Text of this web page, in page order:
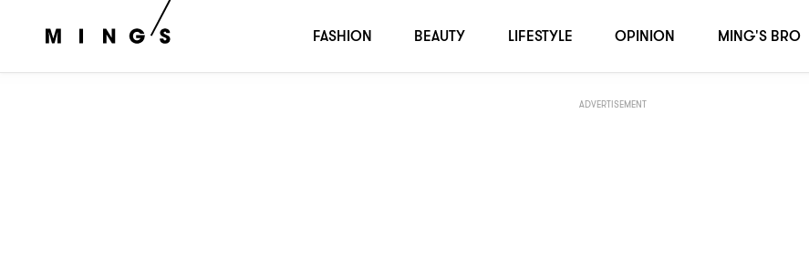
ADVERTISEMENT
FASHION BEAUTY LIFESTYLE OPINION MING'S BRO
趁還有勇氣多試一次